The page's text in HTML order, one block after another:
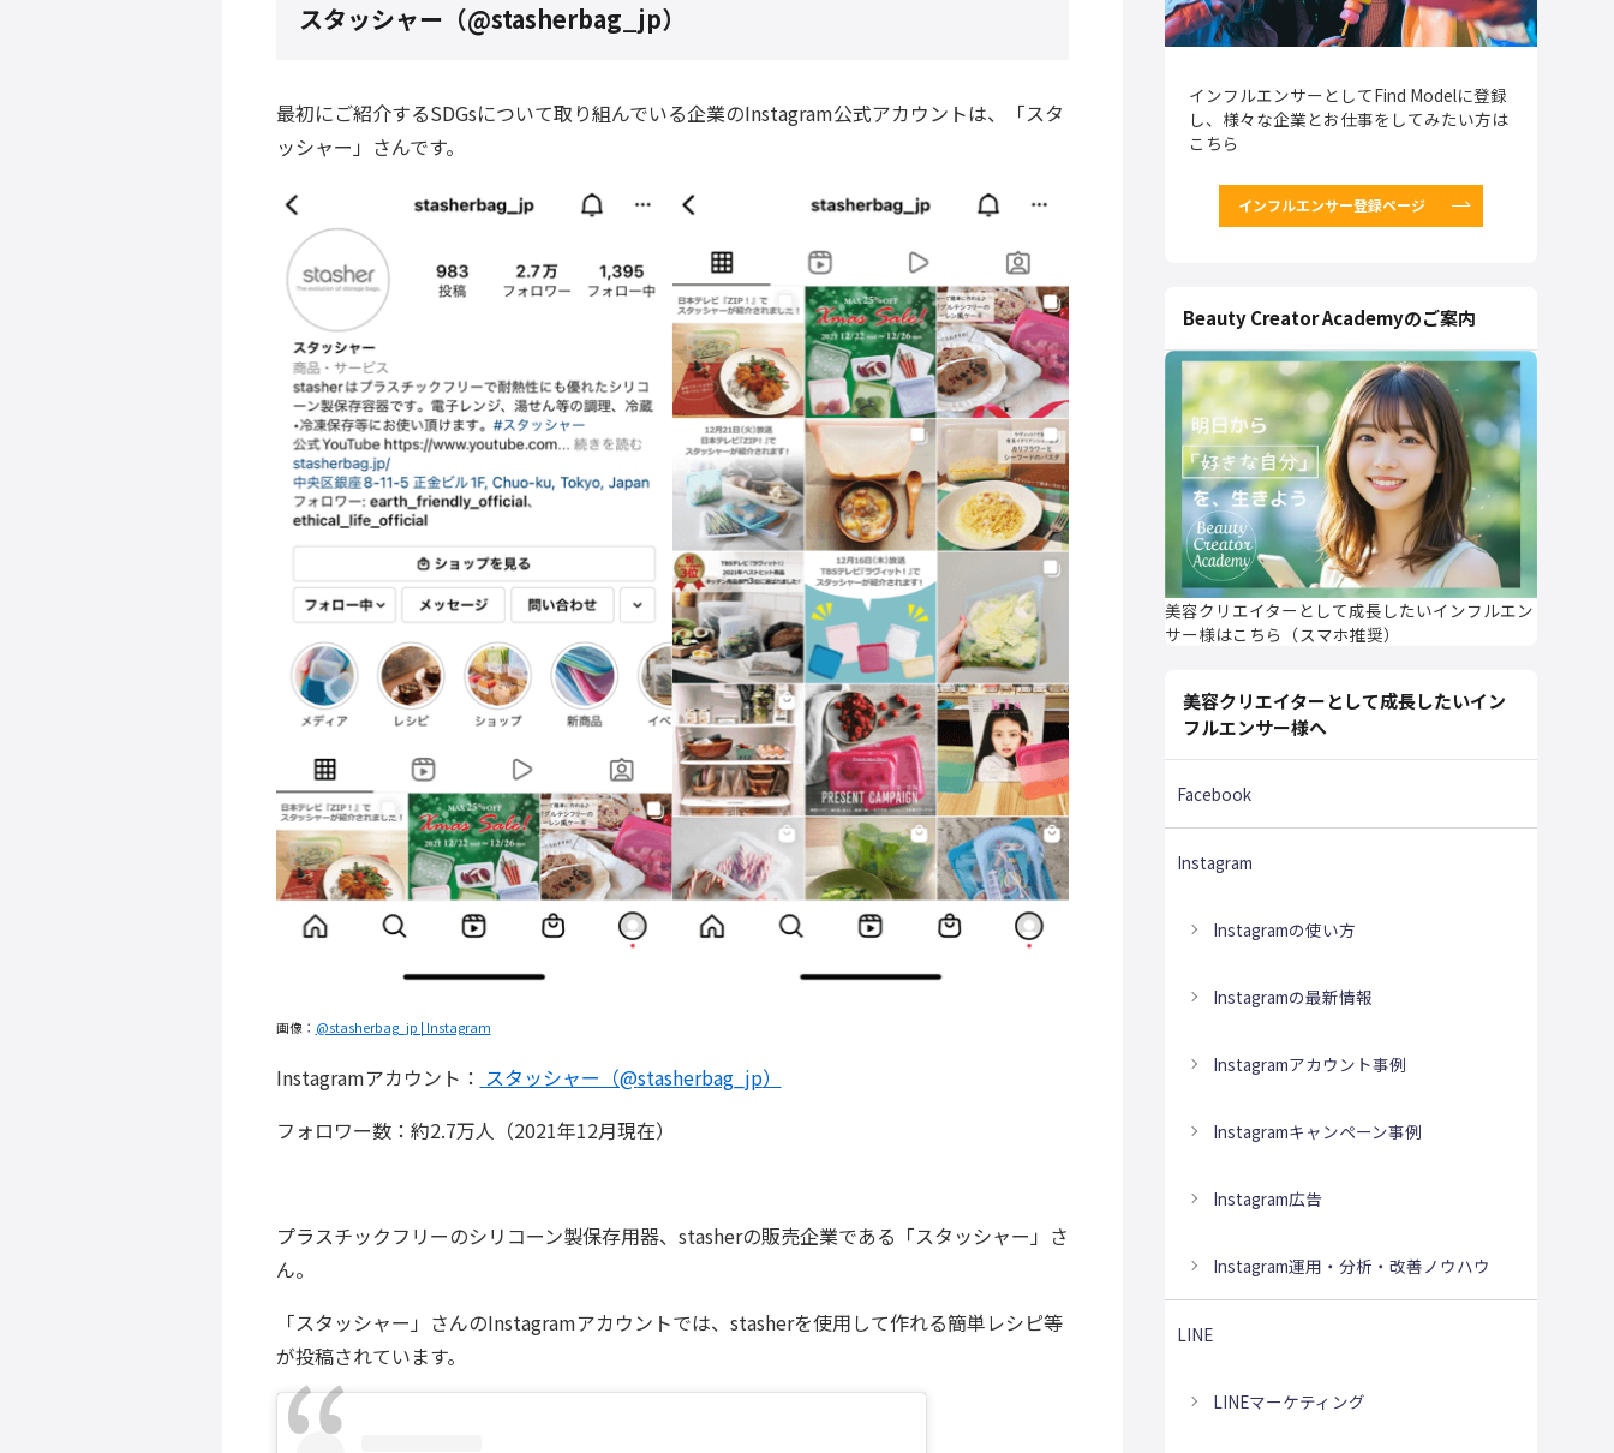
スタッシャー（@stasherbag_jp）
最初にご紹介するSDGsについて取り組んでいる企業のInstagram公式アカウントは、「スタ
ッシャー 」さんです。
画像： @stasherbag_jp | Instagram
Instagramアカウント： スタッシャー（@stasherbag_jp）
フォロワー数：約2.7万人（2021年12月現在）
プラスチックフリーのシリコーン製保存用器、stasherの販売企業である「スタッシャー」さ
ん。
「スタッシャー」さんのInstagramアカウントでは、stasherを使用して作れる簡単レシピ等
が投稿されています。
インフルエンサーとしてFind Modelに登録
し、様々な企業とお仕事をしてみたい方は
こちら
インフルエンサー登録ページ
Beauty Creator Academyのご案内
美容クリエイターとして成長したいインフルエン
サー様はこちら（スマホ推奨）
美容クリエイターとして成長したいイン
フルエンサー様へ
Facebook
Instagram
Instagramの使い方
Instagramの最新情報
Instagramアカウント事例
Instagramキャンペーン事例
Instagram広告
Instagram運用・分析・改善ノウハウ
LINE
LINEマーケティング